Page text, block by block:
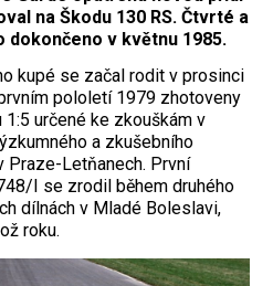
na Škodu 130 RS. Čtvrté a
dokončeno v květnu 1985.
kupé se začal rodit v prosinci
pololetí 1979 zhotoveny
určené ke zkouškám v
a zkušebního
Praze-Letňanech. První
I se zrodil během druhého
dílnách v Mladé Boleslavi,
roku.